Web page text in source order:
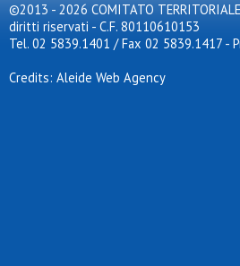
©2013 - 2026 COMITATO
diritti riservati - C.F. 80110610153
Tel. 02 5839.1401 / Fax 02 5839.1417 -
Credits: Aleide Web Agency